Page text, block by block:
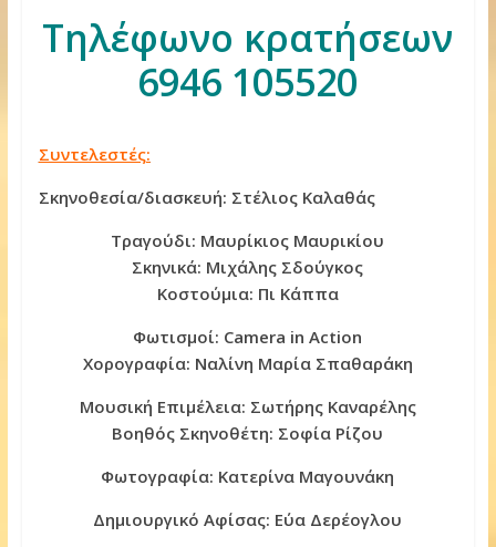
Τηλέφωνο κρατήσεων
6946 105520
Συντελεστές:
Σκηνοθεσία/διασκευή: Στέλιος Καλαθάς
Τραγούδι: Μαυρίκιος Μαυρικίου
Σκηνικά: Μιχάλης Σδούγκος
Κοστούμια: Πι Κάππα
Φωτισμοί: Camera in Action
Χορογραφία: Ναλίνη Μαρία Σπαθαράκη
Μουσική Επιμέλεια: Σωτήρης Καναρέλης
Βοηθός Σκηνοθέτη: Σοφία Ρίζου
Φωτογραφία: Κατερίνα Μαγουνάκη
Δημιουργικό Αφίσας: Εύα Δερέογλου